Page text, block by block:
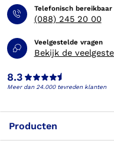
Telefonisch bereikbaar
(088) 245 20 00
Veelgestelde vragen
Bekijk de
8.3
Meer dan 24.000 tevreden klanten
Producten